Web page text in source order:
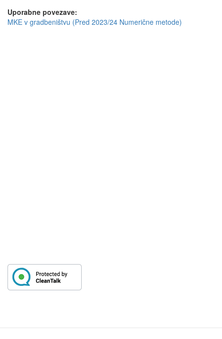
Uporabne povezave:
MKE v gradbeništvu (Pred 2023/24 Numerične metode)